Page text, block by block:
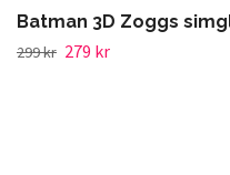
Batman 3D Zoggs
299 kr 279 kr